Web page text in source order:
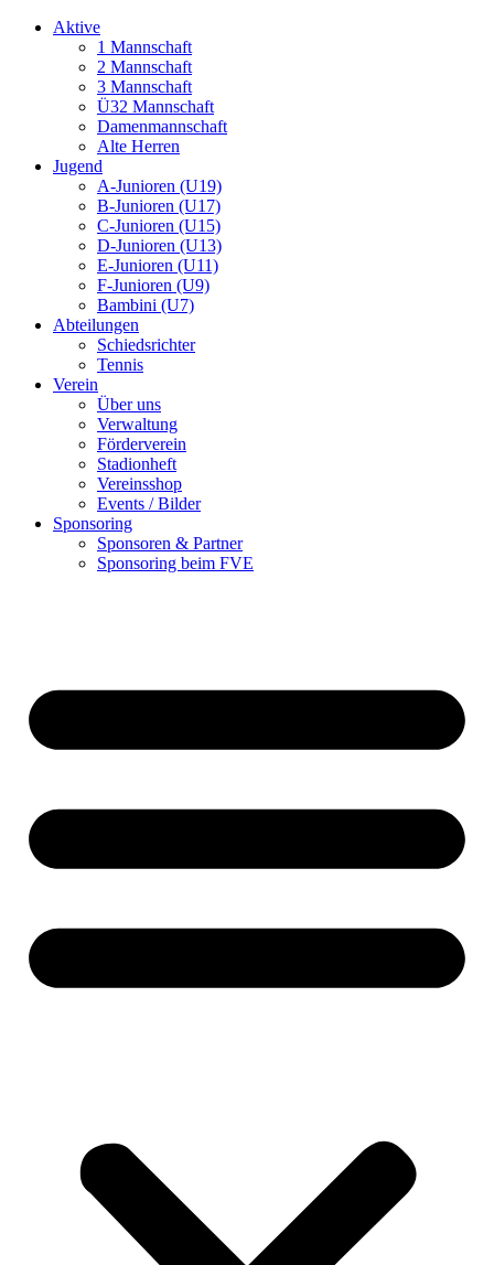
Aktive
1 Mannschaft
2 Mannschaft
3 Mannschaft
Ü32 Mannschaft
Damenmannschaft
Alte Herren
Jugend
A-Junioren (U19)
B-Junioren (U17)
C-Junioren (U15)
D-Junioren (U13)
E-Junioren (U11)
F-Junioren (U9)
Bambini (U7)
Abteilungen
Schiedsrichter
Tennis
Verein
Über uns
Verwaltung
Förderverein
Stadionheft
Vereinsshop
Events / Bilder
Sponsoring
Sponsoren & Partner
Sponsoring beim FVE